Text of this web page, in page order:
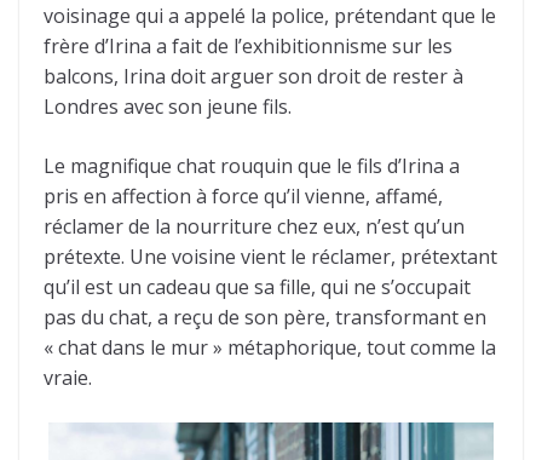
voisinage qui a appelé la police, prétendant que le
frère d’Irina a fait de l’exhibitionnisme sur les
balcons, Irina doit arguer son droit de rester à
Londres avec son jeune fils.
Le magnifique chat rouquin que le fils d’Irina a
pris en affection à force qu’il vienne, affamé,
réclamer de la nourriture chez eux, n’est qu’un
prétexte. Une voisine vient le réclamer, prétextant
qu’il est un cadeau que sa fille, qui ne s’occupait
pas du chat, a reçu de son père, transformant en
« chat dans le mur » métaphorique, tout comme la
vraie.